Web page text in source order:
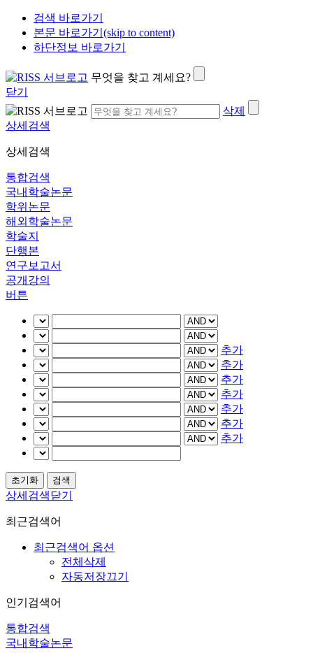
검색 바로가기
본문 바로가기(skip to content)
하단정보 바로가기
무엇을 찾고 계세요?
닫기
삭제
상세검색
상세검색
통합검색
국내학술논문
학위논문
해외학술논문
학술지
단행본
연구보고서
공개강의
버튼
추가
추가
추가
추가
추가
추가
추가
상세검색닫기
최근검색어
최근검색어 옵션
전체삭제
자동저장끄기
인기검색어
통합검색
국내학술논문